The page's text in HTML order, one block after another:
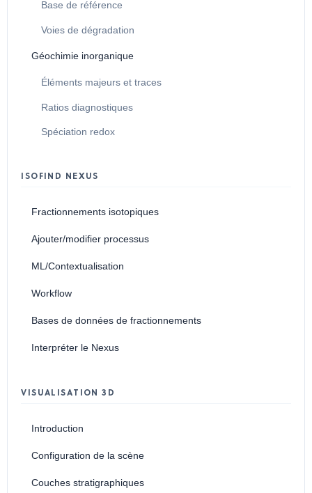
Base de référence
Voies de dégradation
Géochimie inorganique
Éléments majeurs et traces
Ratios diagnostiques
Spéciation redox
ISOFIND NEXUS
Fractionnements isotopiques
Ajouter/modifier processus
ML/Contextualisation
Workflow
Bases de données de fractionnements
Interpréter le Nexus
VISUALISATION 3D
Introduction
Configuration de la scène
Couches stratigraphiques